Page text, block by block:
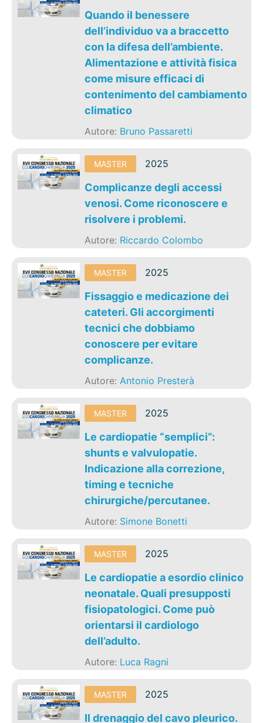
Quando il benessere
dell’individuo va a braccetto
con la difesa dell’ambiente.
Alimentazione e attività fisica
come misure efficaci di
contenimento del cambiamento
climatico
Autore: Bruno Passaretti
MASTER 2025
Complicanze degli accessi
venosi. Come riconoscere e
risolvere i problemi.
Autore: Riccardo Colombo
MASTER 2025
Fissaggio e medicazione dei
cateteri. Gli accorgimenti
tecnici che dobbiamo
conoscere per evitare
complicanze.
Autore:Antonio Presterà
MASTER 2025
Le cardiopatie “semplici”:
shunts e valvulopatie.
Indicazione alla correzione,
timing e tecniche
chirurgiche/percutanee.
Autore: Simone Bonetti
MASTER 2025
Le cardiopatie a esordio clinico
neonatale. Quali presupposti
fisiopatologici. Come può
orientarsi il cardiologo
dell’adulto.
Autore: Luca Ragni
MASTER 2025
Il drenaggio del cavo pleurico.